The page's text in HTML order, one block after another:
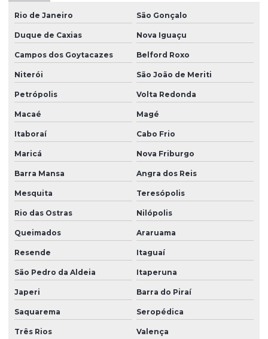
Peças de borracha
Peças de borracha sob medida
Peças de borracha personalizadas
Peças especiais em silicone
Peças industriais de borracha
Peças em silicone
Peças de silicone atacado
Peças de silicone sob encomenda
Peças de silicone sob medida
Peças de silicone sob medida para aplicações técnicas
Peças técnicas
Peças técnicas de borracha
Rio de Janeiro São Gonçalo
Duque de Caxias Nova Iguaçu
Campos dos Goytacazes Belford Roxo
Niterói São João de Meriti
Petrópolis Volta Redonda
Macaé Magé
Itaboraí Cabo Frio
Maricá Nova Friburgo
Barra Mansa Angra dos Reis
Mesquita Teresópolis
Rio das Ostras Nilópolis
Queimados Araruama
Resende Itaguaí
São Pedro da Aldeia Itaperuna
Japeri Barra do Piraí
Saquarema Seropédica
Três Rios Valença